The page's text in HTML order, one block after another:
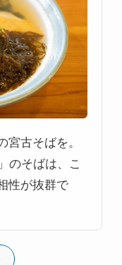
古そばを。
のそばは、こ
性が抜群で